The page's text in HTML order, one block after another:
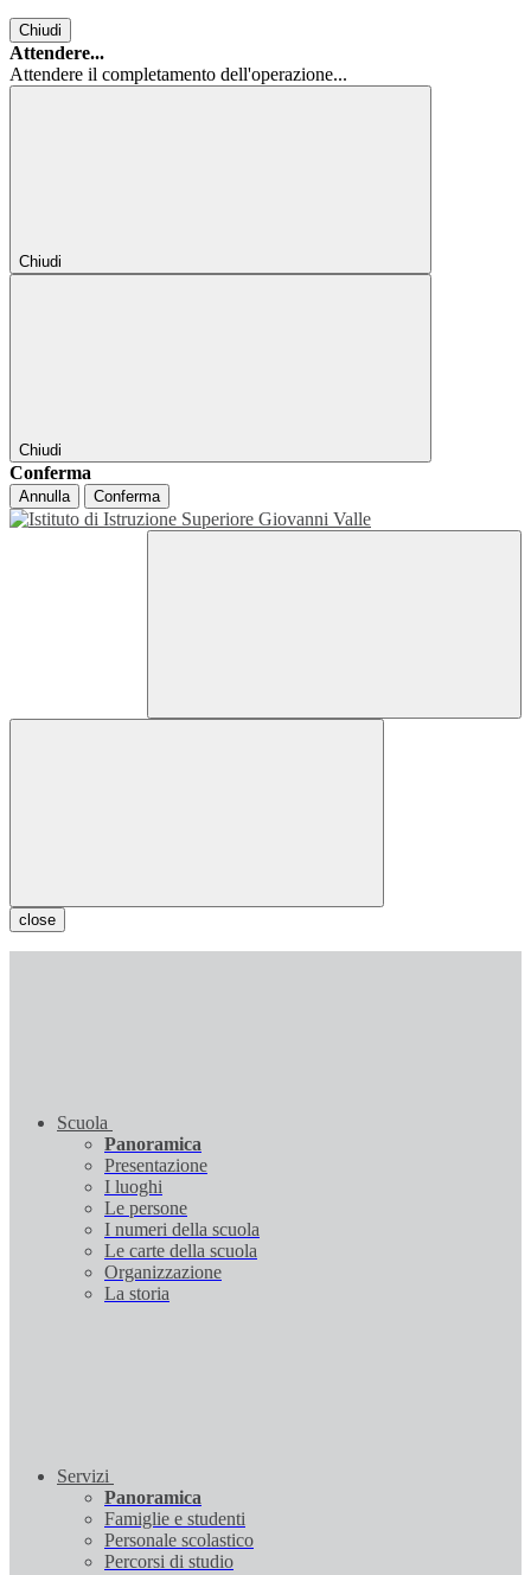
Chiudi
Attendere...
Attendere il completamento dell'operazione...
Chiudi
Chiudi
Conferma
Annulla Conferma
close
Scuola
Panoramica
Presentazione
I luoghi
Le persone
I numeri della scuola
Le carte della scuola
Organizzazione
La storia
Servizi
Panoramica
Famiglie e studenti
Personale scolastico
Percorsi di studio